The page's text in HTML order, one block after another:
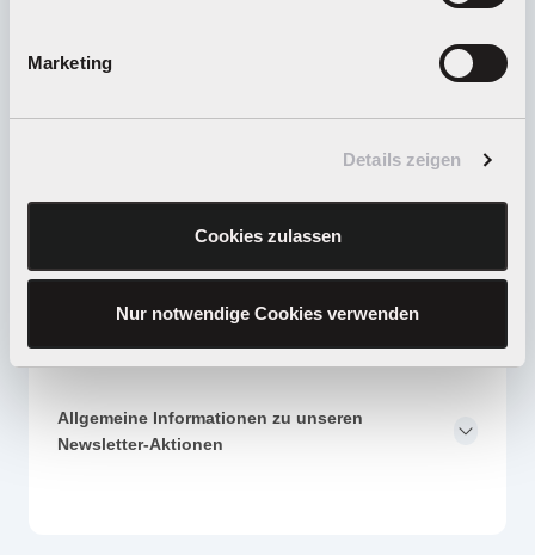
Marketing
Details zeigen
Cookies zulassen
Nur notwendige Cookies verwenden
Produkts länger als die angegebene Lieferzeit?
Allgemeine Informationen zu unseren
Newsletter-Aktionen